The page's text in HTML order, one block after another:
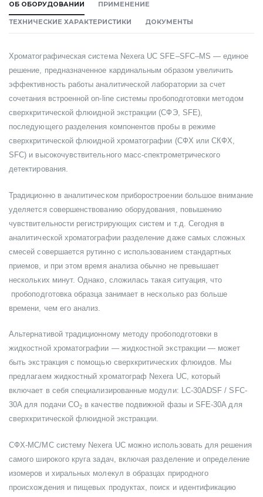
ОБ ОБОРУДОВАНИИ ПРИМЕНЕНИЕ
ТЕХНИЧЕСКИЕ ХАРАКТЕРИСТИКИ ДОКУМЕНТЫ
Хроматографическая система Nexera UC SFE–SFC–MS — единое
решение, предназначенное кардинальным образом увеличить
эффективность работы аналитической лаборатории за счет
сочетания встроенной on-line системы пробоподготовки методом
сверхкритической флюидной экстракции (СФЭ, SFE),
последующего разделения компонентов пробы в режиме
сверхкритической флюидной хроматографии (СФХ или СКФХ,
SFC) и высокочувствительного масс-спектрометрического
детектирования.
Традиционно в аналитическом приборостроении большое внимание
уделяется совершенствованию оборудования, повышению
чувствительности регистрирующих систем и т.д. Сегодня в
аналитической хроматографии разделение даже самых сложных
смесей совершается рутинно с использованием стандартных
приемов, и при этом время анализа обычно не превышает
нескольких минут. Однако, сложилась такая ситуация, что
пробоподготовка образца занимает в несколько раз больше
времени, чем его анализ.
Альтернативой традиционному методу пробоподготовки в
жидкостной хроматографии — жидкостной экстракции — может
быть экстракция с помощью сверхкритических флюидов. Мы
предлагаем жидкостный хроматограф Nexera UC, который
включает в себя специализированные модули: LC-30ADSF / SFC-
30A для подачи СО2 в качестве подвижной фазы и SFE-30A для
сверхкритической флюидной экстракции.
СФХ-МС/МС систему Nexera UC можно использовать для решения
самого широкого круга задач, включая разделение и определение
изомеров и хиральных молекул в образцах природного
происхождения и пищевых продуктах, поиск и идентификацию